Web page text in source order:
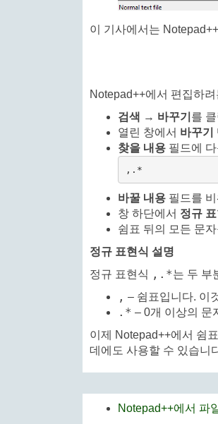
이 기사에서는
Notepad++에서 편집하
검색 → 바꾸기 를
열린 창에서 바꾸기
찾을 내용 필드에
,.*
바꿀 내용 필드를
창 하단에서 정규
쉼표 뒤의 모든 문
정규 표현식 설명
정규 표현식 ,.*는 두 부
, – 쉼표입니다. 이
.* – 0개 이상의 문
이제 Notepad++에서 쉼
데에도 사용할 수 있습니
Notepad++에서 파